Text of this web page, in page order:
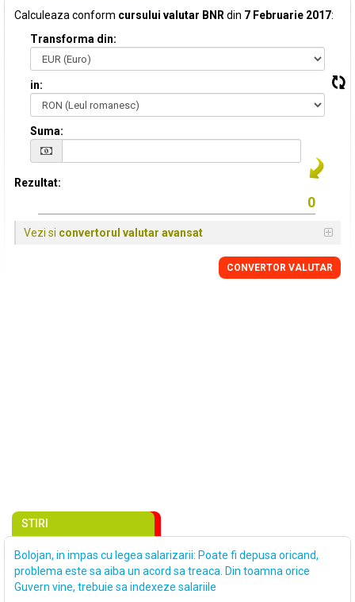
Calculeaza conform cursului valutar BNR din 7 Februarie 2017:
Transforma din:
in:
Suma:
Rezultat:
Vezi si convertorul valutar avansat
CONVERTOR VALUTAR
STIRI
Bolojan, in impas cu legea salarizarii: Poate fi depusa oricand,
problema este sa aiba un acord sa treaca. Din toamna orice
Guvern vine, trebuie sa indexeze salariile